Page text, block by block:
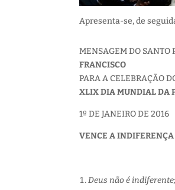
Apresenta-se, de
MENSAGEM DO SANTO
FRANCISCO
PARA A CELEBRAÇÃO
XLIX DIA MUNDIAL DA
1º DE JANEIRO DE 2016
VENCE A
Deus não é